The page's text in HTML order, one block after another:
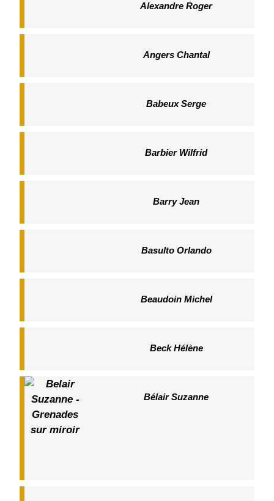
Alexandre Roger
Angers Chantal
Babeux Serge
Barbier Wilfrid
Barry Jean
Basulto Orlando
Beaudoin Michel
Beck Hélène
Bélair Suzanne